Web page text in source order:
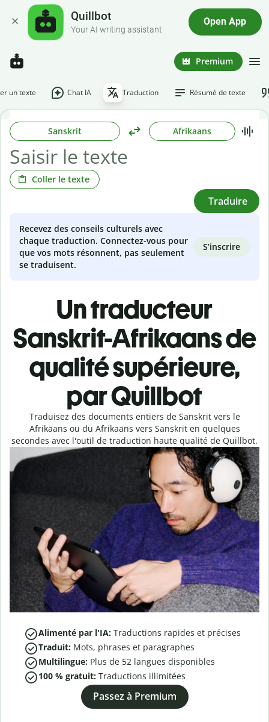
Quillbot
Your AI writing assistant
Open App
Premium
un texte Chat IA Traduction Résumé de texte
Sanskrit Afrikaans
Coller le texte
Traduire
Recevez des conseils culturels avec
chaque traduction. Connectez-vous pour
que vos mots résonnent, pas seulement
se traduisent.
S’inscrire
Un traducteur
Sanskrit-Afrikaans de
qualité supérieure,
par Quillbot
Traduisez des documents entiers de Sanskrit vers le
Afrikaans ou du Afrikaans vers Sanskrit en quelques
secondes avec l'outil de traduction haute qualité de Quillbot.
Alimenté par l'IA: Traductions rapides et précises
Traduit: Mots, phrases et paragraphes
Multilingue: Plus de 52 langues disponibles
100 % gratuit: Traductions illimitées
Passez à Premium